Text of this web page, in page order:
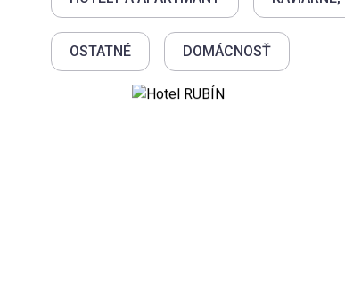
OSTATNÉ DOMÁCNOSŤ